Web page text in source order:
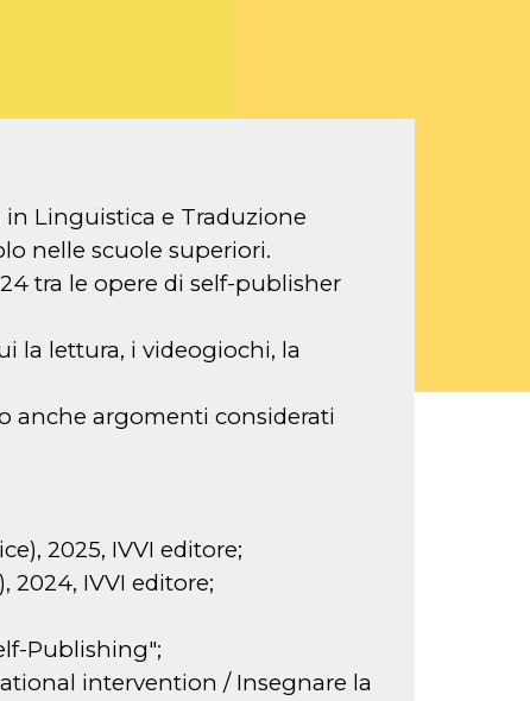
in Linguistica e Traduzione
nelle scuole superiori.
tra le opere di self-publisher
la lettura, i videogiochi, la
anche argomenti considerati
2025, IVVI editore;
2024, IVVI editore;
Publishing";
intervention / Insegnare la